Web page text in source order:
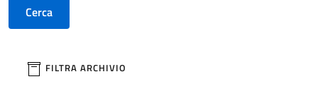
Cerca
filtri da applicare
FILTRA ARCHIVIO